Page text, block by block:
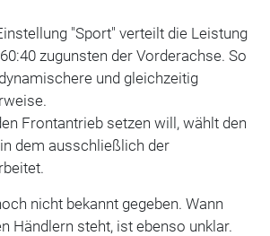
"Sport" verteilt die Leistung
zugunsten der Vorderachse. So
und gleichzeitig
Frontantrieb setzen will, wählt den
dem ausschließlich der
nicht bekannt gegeben. Wann
Händlern steht, ist ebenso unklar.